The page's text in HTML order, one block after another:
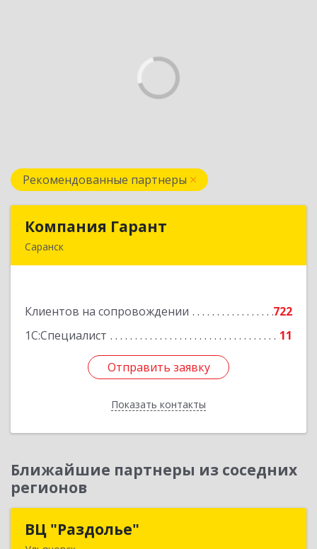
Рекомендованные партнеры
Компания Гарант
Саранск
Клиентов на сопровождении
722
1С:Специалист
11
Отправить заявку
Показать контакты
Компания Гарант
Подробнее
Отправить заявку
Назад
Ближайшие партнеры из соседних
регионов
ВЦ "Раздолье"